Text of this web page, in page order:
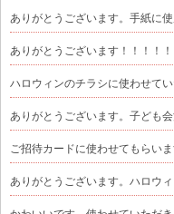
ありがとうございます。手紙に
ありがとうございます！！！！！
ハロウィンのチラシに使わせて
ありがとうございます。子ども
ご招待カードに使わせてもらいま
ありがとうございます。ハロウ